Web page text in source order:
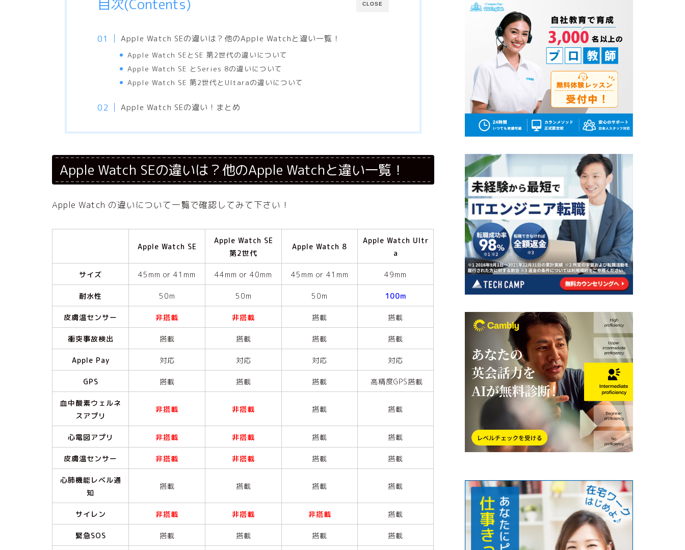
CLOSE
目次(Contents)
Apple Watch SEの違いは？他のApple Watchと違い一覧！
Apple Watch SEとSE 第2世代の違いについて
Apple Watch SE とSeries 8の違いについて
Apple Watch SE 第2世代とUltaraの違いについて
Apple Watch SEの違い！まとめ
Apple Watch SEの違いは？他のApple Watchと違い一覧！
Apple Watch の違いについて一覧で確認してみて下さい！
Apple Watch SE
Apple Watch SE
第2世代
Apple Watch 8
Apple Watch Ultr
a
サイズ 45mm or 41mm 44mm or 40mm 45mm or 41mm 49mm
耐水性 50m 50m 50m 100m
皮膚温センサー 非搭載 非搭載 搭載 搭載
衝突事故検出 搭載 搭載 搭載 搭載
Apple Pay 対応 対応 対応 対応
GPS 搭載 搭載 搭載 高精度GPS搭載
血中酸素ウェルネ
スアプリ
非搭載 非搭載 搭載 搭載
心電図アプリ 非搭載 非搭載 搭載 搭載
皮膚温センサー 非搭載 非搭載 搭載 搭載
心肺機能レベル通
知
搭載 搭載 搭載 搭載
サイレン 非搭載 非搭載 非搭載 搭載
緊急SOS 搭載 搭載 搭載 搭載